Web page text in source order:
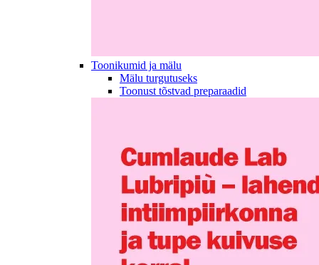
Toonikumid ja mälu
Mälu turgutuseks
Toonust tõstvad preparaadid